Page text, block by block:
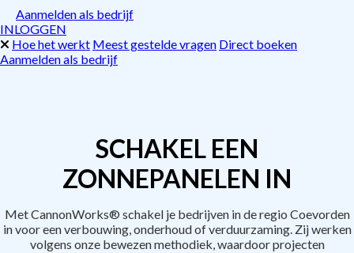
Aanmelden als bedrijf
INLOGGEN
Hoe het werkt Meest gestelde vragen Direct boeken
Aanmelden als bedrijf
SCHAKEL EEN
ZONNEPANELEN IN
Met CannonWorks® schakel je bedrijven in de regio Coevorden
in voor een verbouwing, onderhoud of verduurzaming. Zij werken
volgens onze bewezen methodiek, waardoor projecten